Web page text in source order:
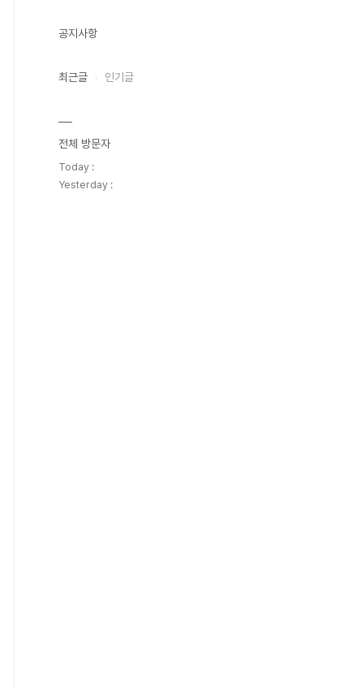
공지사항
최근글 인기글
전체 방문자
Today :
Yesterday :